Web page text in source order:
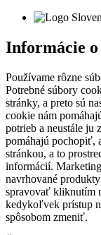
Informácie o
Používame rôzne
Potrebné súbory
stránky, a preto sú
cookie nám
potrieb a neustále ju
pomáhajú pochopiť,
stránkou, a to
informácií.
navrhované
spravovať kliknutím
kedykoľvek prístup
spôsobom zmeniť.